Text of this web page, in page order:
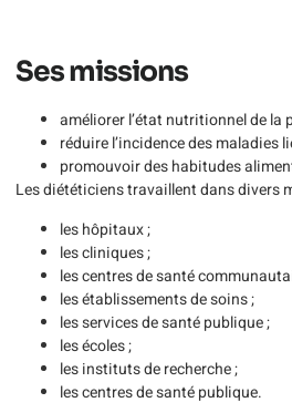
Ses missions
améliorer l’état nutritionnel de la
réduire l’incidence des maladies
promouvoir des habitudes
Les diététiciens travaillent dans divers
les hôpitaux ;
les cliniques ;
les centres de santé
les établissements de soins ;
les services de santé publique ;
les écoles ;
les instituts de recherche ;
les centres de santé publique.